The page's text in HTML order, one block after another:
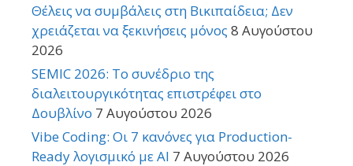
Θέλεις να συμβάλεις στη Βικιπαίδεια; Δεν
χρειάζεται να ξεκινήσεις μόνος 8 Αυγούστου
2026
SEMIC 2026: Το συνέδριο της
διαλειτουργικότητας επιστρέφει στο
Δουβλίνο 7 Αυγούστου 2026
Vibe Coding: Οι 7 κανόνες για Production-
Ready λογισμικό με AI 7 Αυγούστου 2026